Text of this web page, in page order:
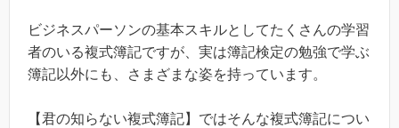
ビジネスパーソンの基本スキルとしてたくさんの学習
者のいる複式簿記ですが、実は簿記検定の勉強で学ぶ
簿記以外にも、さまざまな姿を持っています。
【君の知らない複式簿記】ではそんな複式簿記につい